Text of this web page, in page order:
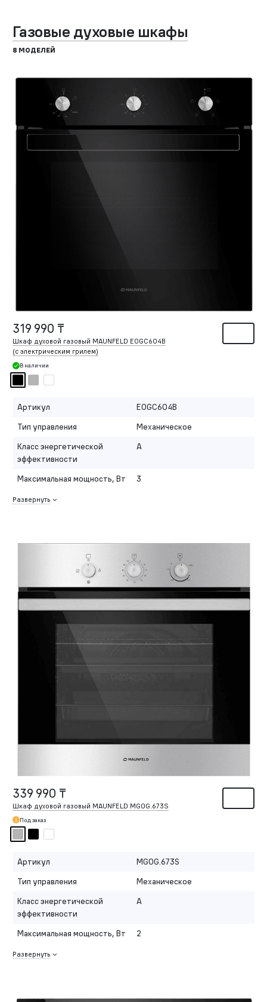
Газовые духовые шкафы
8 МОДЕЛЕЙ
319 990 ₸
Шкаф духовой газовый MAUNFELD EOGC604B
(с электрическим грилем)
В наличии
Артикул
EOGC604B
Тип управления
Механическое
Класс энергетической
эффективности
A
Максимальная мощность, Вт 3
Развернуть
339 990 ₸
Шкаф духовой газовый MAUNFELD MGOG.673S
Под заказ
Артикул
MGOG.673S
Тип управления
Механическое
Класс энергетической
эффективности
A
Максимальная мощность, Вт 2
Развернуть